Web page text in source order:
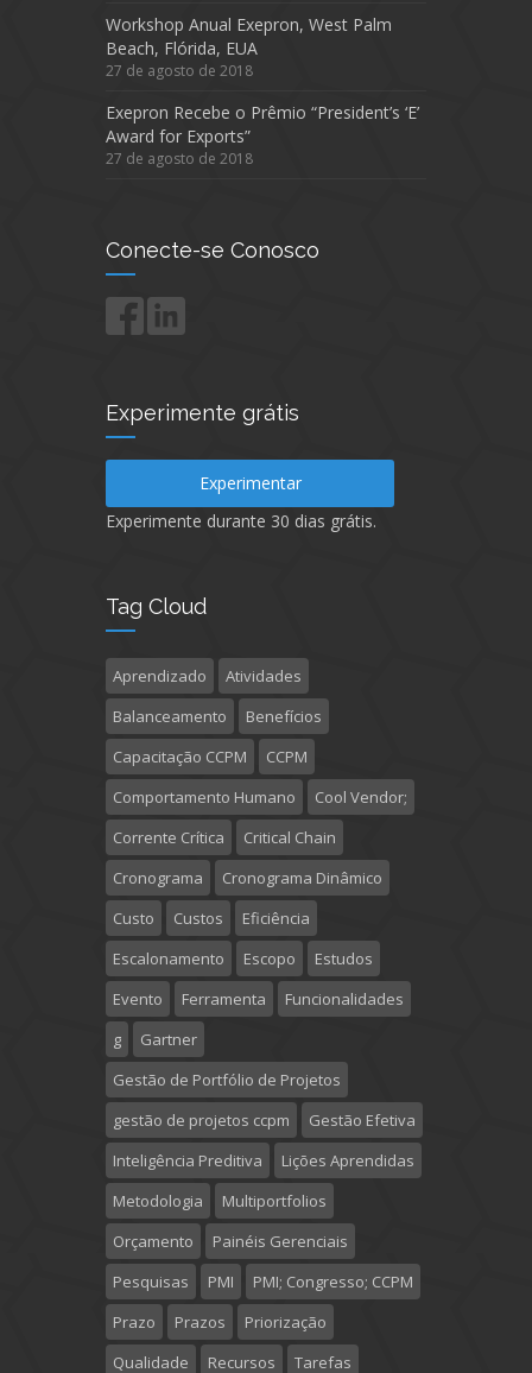
Workshop Anual Exepron, West Palm
Beach, Flórida, EUA
27 de agosto de 2018
Exepron Recebe o Prêmio “President’s ‘E’
Award for Exports”
27 de agosto de 2018
Conecte-se Conosco
Experimente grátis
Experimentar
Experimente durante 30 dias grátis.
Tag Cloud
Aprendizado
Atividades
Balanceamento
Benefícios
Capacitação CCPM
CCPM
Comportamento Humano
Cool Vendor;
Corrente Crítica
Critical Chain
Cronograma
Cronograma Dinâmico
Custo
Custos
Eficiência
Escalonamento
Escopo
Estudos
Evento
Ferramenta
Funcionalidades
g
Gartner
Gestão de Portfólio de Projetos
gestão de projetos ccpm
Gestão Efetiva
Inteligência Preditiva
Lições Aprendidas
Metodologia
Multiportfolios
Orçamento
Painéis Gerenciais
Pesquisas
PMI
PMI; Congresso; CCPM
Prazo
Prazos
Priorização
Qualidade
Recursos Tarefas